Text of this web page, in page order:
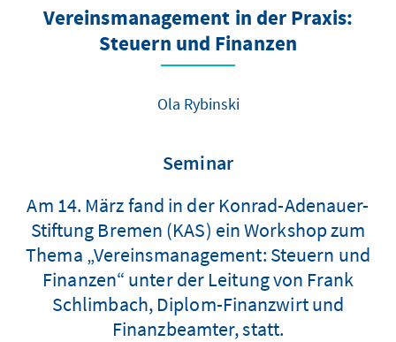
Vereinsmanagement in der Praxis:
Steuern und Finanzen
Ola Rybinski
Seminar
Am 14. März fand in der Konrad-Adenauer-
Stiftung Bremen (KAS) ein Workshop zum
Thema „Vereinsmanagement: Steuern und
Finanzen“ unter der Leitung von Frank
Schlimbach, Diplom-Finanzwirt und
Finanzbeamter, statt.